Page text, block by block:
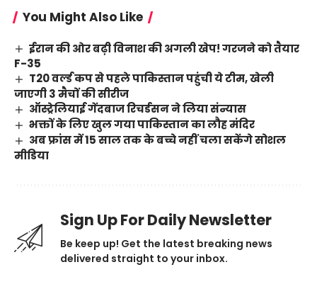
You Might Also Like
ईरान की ओर बढ़ी विनाश की अगली खेप! गरजने को तैयार
F-35
T20 वर्ल्ड कप से पहले पाकिस्तान पहुंची ये टीम, खेली
जाएगी 3 मैचों की सीरीज
ऑस्ट्रेलियाई गेंदबाज रिचर्डसन ने लिया संन्यास
भक्तों के लिए खुल गया पाकिस्तान का लौह मंदिर
अब फ्रांस में 15 साल तक के बच्चे नहीं चला सकेंगे सोशल
मीडिया
Sign Up For Daily Newsletter
Be keep up! Get the latest breaking news
delivered straight to your inbox.